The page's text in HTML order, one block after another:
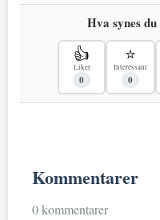
Hva synes
👍
Liker
0
⭐
Interessant
0
Kommentarer
0 kommentarer